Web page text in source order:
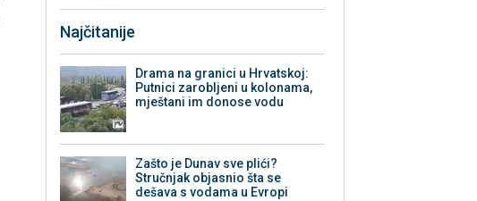
Najčitanije
Drama na granici u Hrvatskoj:
Putnici zarobljeni u kolonama,
mještani im donose vodu
Zašto je Dunav sve plići?
Stručnjak objasnio šta se
dešava s vodama u Evropi